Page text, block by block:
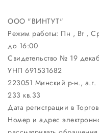
ООО "ВИНТУТ"
Режим работы: Пн , Вт ,
до 16:00
Свидетельство № 19
УНП 691531682
223051 Минский р-н.,
233 кв.33
Дата регистрации в
Номер и адрес